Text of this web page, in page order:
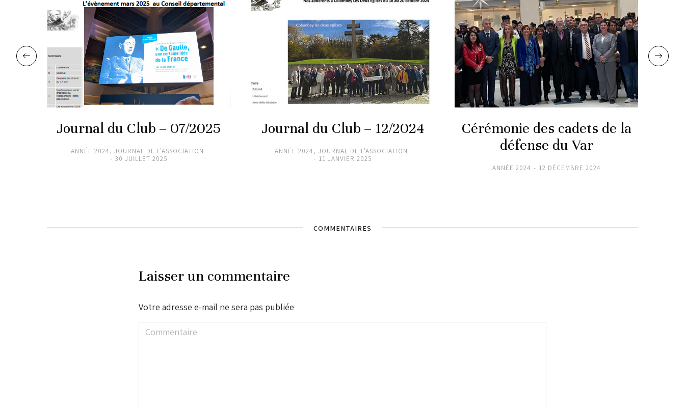
Journal du Club – 07/2025
ANNÉE 2024, JOURNAL DE L'ASSOCIATION
30 JUILLET 2025
Journal du Club – 12/2024
ANNÉE 2024, JOURNAL DE L'ASSOCIATION
11 JANVIER 2025
Cérémonie des cadets de la
défense du Var
ANNÉE 2024 12 DÉCEMBRE 2024
COMMENTAIRES
Laisser un commentaire
Votre adresse e-mail ne sera pas publiée
Commentaire